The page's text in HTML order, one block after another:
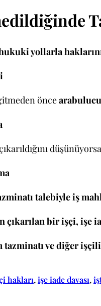
yollarla
önce
düşünüyorsa
talebiyle iş
çıkarılan bir işçi, işe
tazminatı ve diğer
hakları, işe iade davası,